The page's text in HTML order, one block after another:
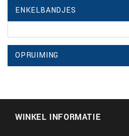
ENKELBANDJES
OPRUIMING
WINKEL INFORMATIE